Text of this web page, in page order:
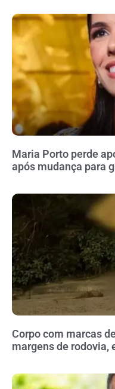
Maria Porto perde
após mudança para
Corpo com marcas
margens de rodovia,